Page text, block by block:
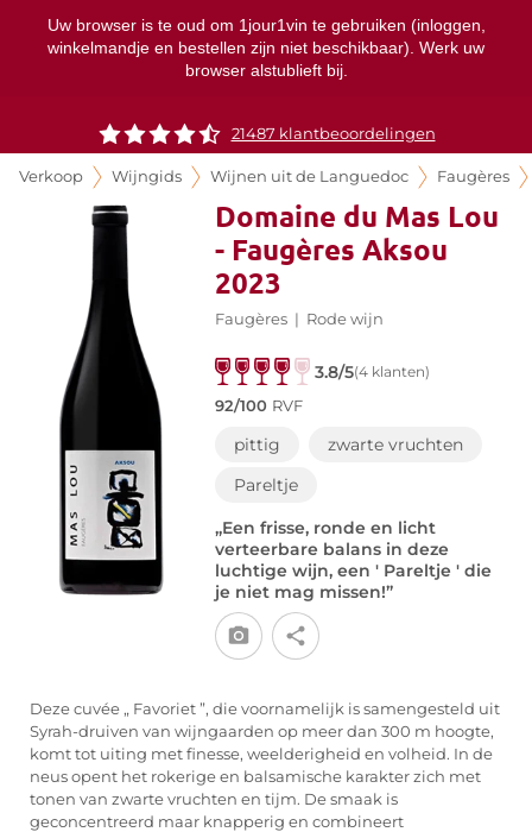
Uw browser is te oud om 1jour1vin te gebruiken (inloggen,
winkelmandje en bestellen zijn niet beschikbaar). Werk uw
browser alstublieft bij.
21487 klantbeoordelingen
Verkoop Wijngids Wijnen uit de Languedoc Faugères
Domaine du Mas Lou
- Faugères Aksou
2023
Faugères | Rode wijn
3.8/5(4 klanten)
92/100 RVF
pittig
zwarte vruchten
Pareltje
„Een frisse, ronde en licht
verteerbare balans in deze
luchtige wijn, een ' Pareltje ' die
je niet mag missen!”
Deze cuvée „ Favoriet ”, die voornamelijk is samengesteld uit
Syrah-druiven van wijngaarden op meer dan 300 m hoogte,
komt tot uiting met finesse, weelderigheid en volheid. In de
neus opent het rokerige en balsamische karakter zich met
tonen van zwarte vruchten en tijm. De smaak is
geconcentreerd maar knapperig en combineert